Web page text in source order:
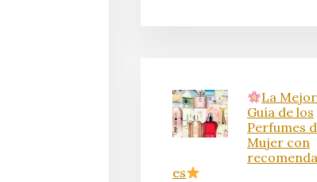
La Mejor
Guía de los
Perfumes
Mujer con
es